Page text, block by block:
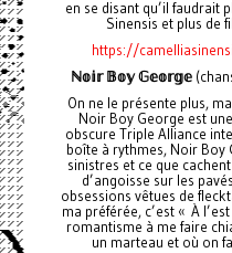
en se disant qu’il faudrait
Sinensis et plus de
https://
ℕ𝕠𝕚𝕣 𝔹𝕠𝕪 𝔾𝕖𝕠𝕣𝕘𝕖
On ne le présente plus,
Noir Boy George est
obscure Triple Alliance
boîte à rythmes, Noir Boy
sinistres et ce que
d’angoisse sur les
obsessions vêtues de
ma préférée, c’est « À
romantisme à me faire
un marteau et où on